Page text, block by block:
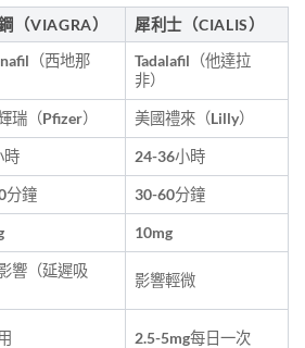
（VIAGRA） 犀利士（CIALIS）
（西地那
Tadalafil（他達拉
非）
瑞（Pfizer） 美國禮來（Lilly）
時 24-36小時
分鐘 30-60分鐘
10mg
響（延遲吸
影響輕微
2.5-5mg每日一次